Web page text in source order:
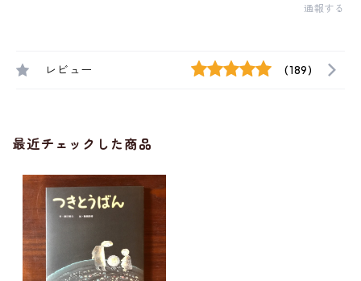
通報する
レビュー (189)
最近チェックした商品